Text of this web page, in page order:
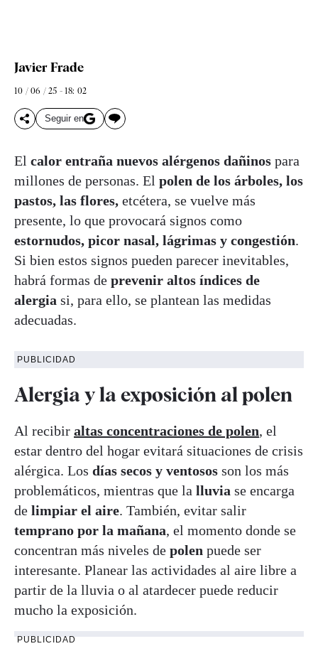
Javier Frade
10 / 06 / 25 - 18: 02
Seguir en
El calor entraña nuevos alérgenos dañinos para
millones de personas. El polen de los árboles, los
pastos, las flores, etcétera, se vuelve más
presente, lo que provocará signos como
estornudos, picor nasal, lágrimas y congestión.
Si bien estos signos pueden parecer inevitables,
habrá formas de prevenir altos índices de
alergia si, para ello, se plantean las medidas
adecuadas.
PUBLICIDAD
Alergia y la exposición al polen
Al recibir altas concentraciones de polen, el
estar dentro del hogar evitará situaciones de crisis
alérgica. Los días secos y ventosos son los más
problemáticos, mientras que la lluvia se encarga
de limpiar el aire. También, evitar salir
temprano por la mañana, el momento donde se
concentran más niveles de polen puede ser
interesante. Planear las actividades al aire libre a
partir de la lluvia o al atardecer puede reducir
mucho la exposición.
PUBLICIDAD